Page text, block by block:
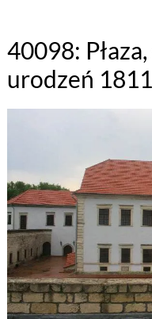
40098:
urodzeń